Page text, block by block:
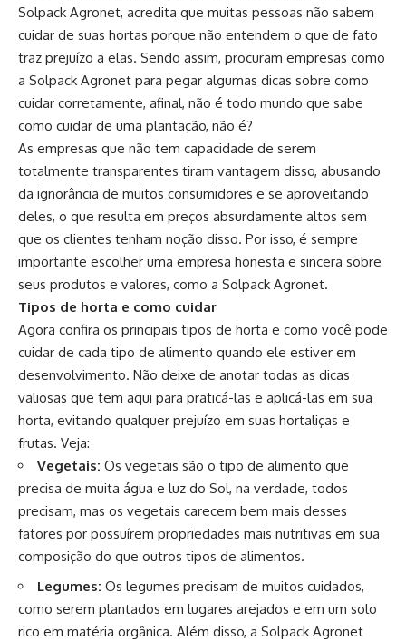
Solpack Agronet, acredita que muitas pessoas não sabem
cuidar de suas hortas porque não entendem o que de fato
traz prejuízo a elas. Sendo assim, procuram empresas como
a Solpack Agronet para pegar algumas dicas sobre como
cuidar corretamente, afinal, não é todo mundo que sabe
como cuidar de uma plantação, não é?
As empresas que não tem capacidade de serem
totalmente transparentes tiram vantagem disso, abusando
da ignorância de muitos consumidores e se aproveitando
deles, o que resulta em preços absurdamente altos sem
que os clientes tenham noção disso. Por isso, é sempre
importante escolher uma empresa honesta e sincera sobre
seus produtos e valores, como a Solpack Agronet.
Tipos de horta e como cuidar
Agora confira os principais tipos de horta e como você pode
cuidar de cada tipo de alimento quando ele estiver em
desenvolvimento. Não deixe de anotar todas as dicas
valiosas que tem aqui para praticá-las e aplicá-las em sua
horta, evitando qualquer prejuízo em suas hortaliças e
frutas. Veja:
Vegetais: Os vegetais são o tipo de alimento que
precisa de muita água e luz do Sol, na verdade, todos
precisam, mas os vegetais carecem bem mais desses
fatores por possuírem propriedades mais nutritivas em sua
composição do que outros tipos de alimentos.
Legumes: Os legumes precisam de muitos cuidados,
como serem plantados em lugares arejados e em um solo
rico em matéria orgânica. Além disso, a Solpack Agronet